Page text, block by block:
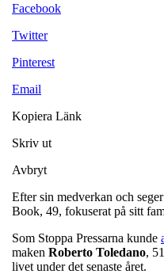
Facebook
Twitter
Pinterest
Email
Kopiera Länk
Skriv ut
Avbryt
Efter sin medverkan och
Book, 49, fokuserat på sitt
Som Stoppa Pressarna kunde
maken Roberto Toledano,
livet under det senaste året.